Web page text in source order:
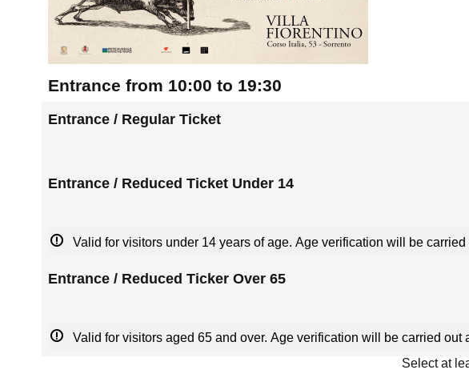
Entrance from 10:00 to 19:30
Entrance / Regular Ticket
Entrance / Reduced Ticket Under 14
Valid for visitors under 14 years of age. Age verification will be carried
Entrance / Reduced Ticker Over 65
Valid for visitors aged 65 and over. Age verification will be carried out
Select at